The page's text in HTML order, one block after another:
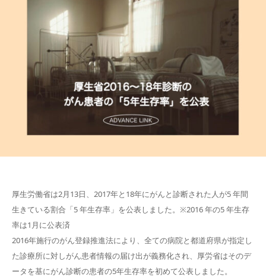
厚生労働省は2月13日、2017年と18年にがんと診断された人が5 年間
生きている割合「5 年生存率」を公表しました。※2016 年の5 年生存
率は1月に公表済
2016年施行のがん登録推進法により、全ての病院と都道府県が指定し
た診療所に対しがん患者情報の届け出が義務化され、厚労省はそのデ
ータを基にがん診断の患者の5年生存率を初めて公表しました。